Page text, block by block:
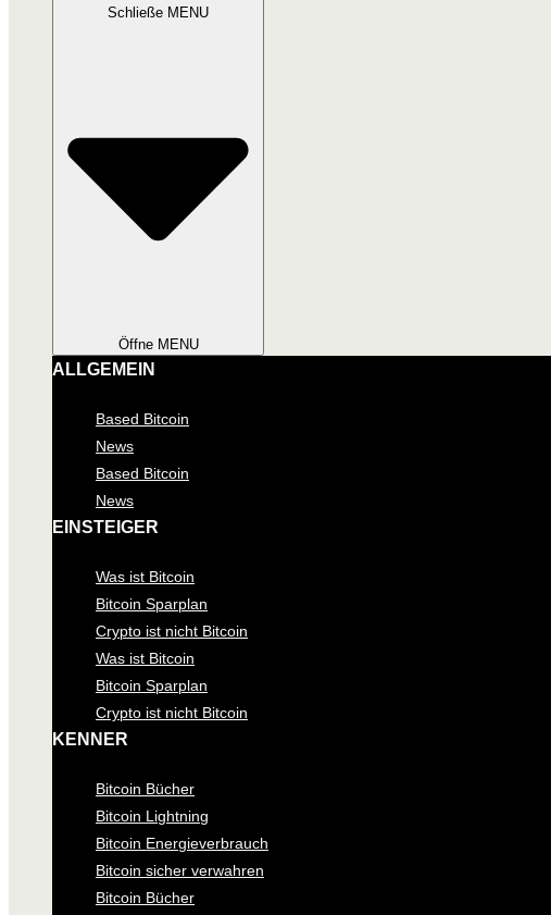
Schließe MENU
Öffne MENU
ALLGEMEIN
Based Bitcoin
News
Based Bitcoin
News
EINSTEIGER
Was ist Bitcoin
Bitcoin Sparplan
Crypto ist nicht Bitcoin
Was ist Bitcoin
Bitcoin Sparplan
Crypto ist nicht Bitcoin
KENNER
Bitcoin Bücher
Bitcoin Lightning
Bitcoin Energieverbrauch
Bitcoin sicher verwahren
Bitcoin Bücher